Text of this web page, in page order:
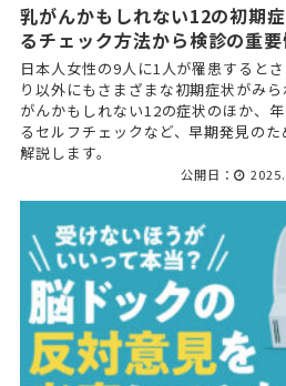
乳がんかもしれない12の初期
るチェック方法から検診の重
日本人女性の9人に1人が罹患すると
り以外にもさまざまな初期症状がみ
がんかもしれない12の症状のほか、
るセルフチェックなど、早期発見の
解説します。
公開日：